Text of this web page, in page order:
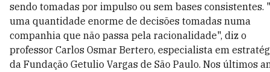
sendo tomadas por impulso ou sem bases consistentes.
uma quantidade enorme de decisões tomadas numa
companhia que não passa pela racionalidade", diz o
professor Carlos Osmar Bertero, especialista em
da Fundação Getulio Vargas de São Paulo. Nos últimos